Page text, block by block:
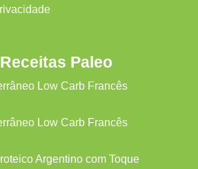
Paleo
Low Carb Francês
Low Carb Francês
Argentino com Toque